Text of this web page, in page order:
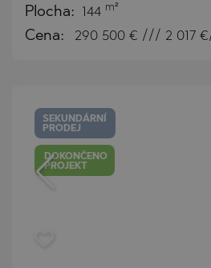
Plocha: 144 m²
Cena: 290 500 € /// 2 017
SEKUNDÁRNÍ
PRODEJ
DOKONČENO
PROJEKT